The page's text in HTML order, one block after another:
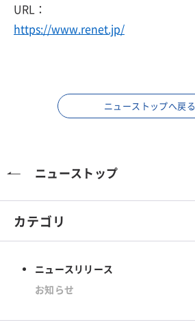
URL：
https://www.renet.jp/
ニューストップへ戻る
ニューストップ
カテゴリ
ニュースリリース
お知らせ